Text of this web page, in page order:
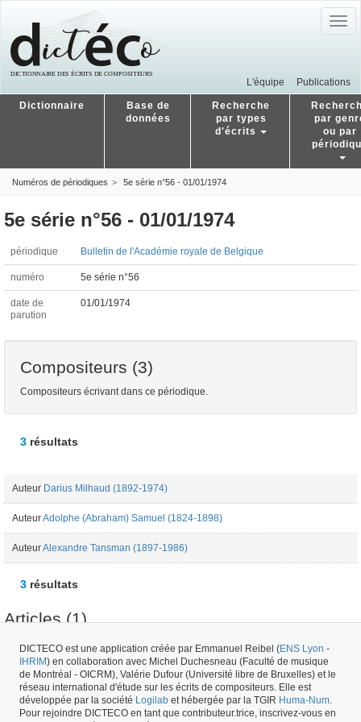
L'équipe Publications
Dictionnaire
Base de
données
Recherche
par types
d'écrits
par
ou par
Numéros de périodiques 5e série n°56 - 01/01/1974
5e série n°56 - 01/01/1974
périodique Bulletin de l'Académie royale de Belgique
numéro 5e série n°56
date de
parution
01/01/1974
Compositeurs (3)
Compositeurs écrivant dans ce périodique.
3 résultats
Auteur Darius Milhaud (1892-1974)
AuteurAdolphe (Abraham) Samuel (1824-1898)
AuteurAlexandre Tansman (1897-1986)
3 résultats
Articles (1)
ArticleDarius Milhaud (1892-1974) - "Ce que je dois à la Belgique" - Bulletin
de l'Académie royale de Belgique - 01/01/1974
Numéro de périodique #15180 -créé le 26/05/2017 par Fauve Bougard
DICTECO est une application créée par Emmanuel Reibel (ENS Lyon -
IHRIM) en collaboration avec Michel Duchesneau (Faculté de musique
de Montréal - OICRM), Valérie Dufour (Université libre de Bruxelles) et le
réseau international d'étude sur les écrits de compositeurs. Elle est
développée par la société Logilab et hébergée par la TGIR Huma-Num
Pour rejoindre DICTECO en tant que contributeur.trice, inscrivez-vous en